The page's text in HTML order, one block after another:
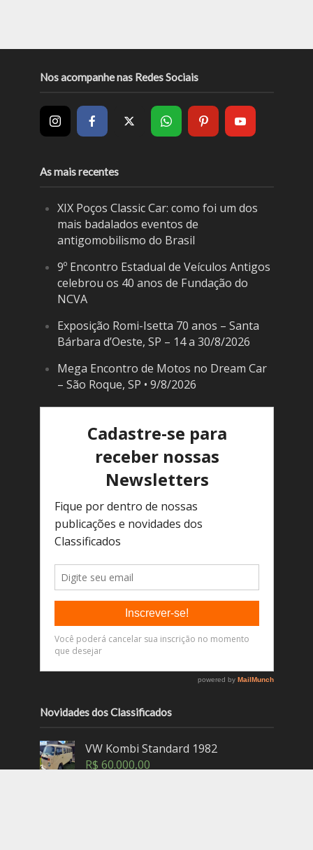
Nos acompanhe nas Redes Sociais
As mais recentes
XIX Poços Classic Car: como foi um dos
mais badalados eventos de
antigomobilismo do Brasil
9º Encontro Estadual de Veículos Antigos
celebrou os 40 anos de Fundação do
NCVA
Exposição Romi-Isetta 70 anos – Santa
Bárbara d’Oeste, SP – 14 a 30/8/2026
Mega Encontro de Motos no Dream Car
– São Roque, SP • 9/8/2026
Novidades dos Classificados
VW Kombi Standard 1982
R$ 60.000,00